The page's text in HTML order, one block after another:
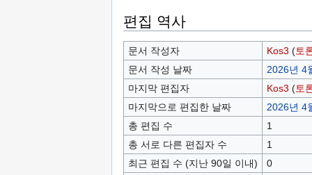
편집 역사
문서 작성자 Kos3 (토
문서 작성 날짜
2026년 4
마지막 편집자
Kos3 (토
마지막으로 편집한 날짜
2026년 4
총 편집 수
1
총 서로 다른 편집자 수
1
최근 편집 수 (지난 90일 이내)
0